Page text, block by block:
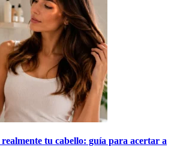
tu cabello: guía para acertar a